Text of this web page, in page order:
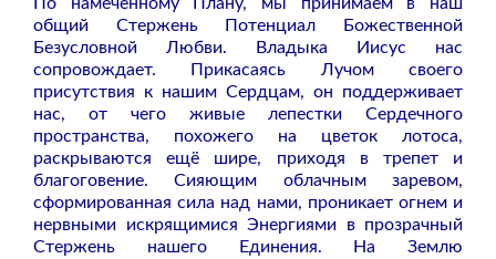
По намеченному Плану, мы принимаем в наш
общий Стержень Потенциал Божественной
Безусловной Любви. Владыка Иисус нас
сопровождает. Прикасаясь Лучом своего
присутствия к нашим Сердцам, он поддерживает
нас, от чего живые лепестки Сердечного
пространства, похожего на цветок лотоса,
раскрываются ещё шире, приходя в трепет и
благоговение. Сияющим облачным заревом,
сформированная сила над нами, проникает огнем и
нервными искрящимися Энергиями в прозрачный
Стержень нашего Единения. На Землю